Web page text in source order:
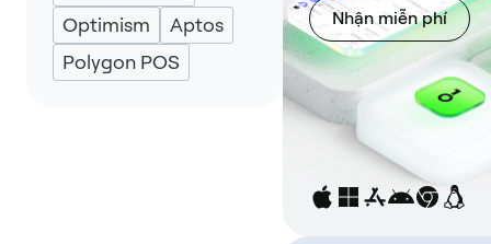
Optimism
Aptos
Polygon POS
Nhận miễn phí